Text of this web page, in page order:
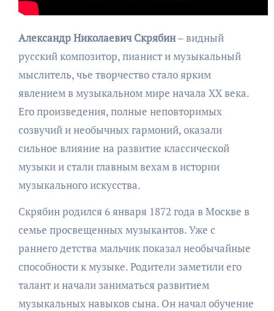
Александр Николаевич Скрябин– видный
русский композитор, пианист и музыкальный
мыслитель, чье творчество стало ярким
явлением в музыкальном мире начала XX века.
Его произведения, полные неповторимых
созвучий и необычных гармоний, оказали
сильное влияние на развитие классической
музыки и стали главным вехам в истории
музыкального искусства.
Скрябин родился 6 января 1872 года в Москве в
семье просвещенных музыкантов. Уже с
раннего детства мальчик показал необычайные
способности к музыке. Родители заметили его
талант и начали заниматься развитием
музыкальных навыков сына. Он начал обучение